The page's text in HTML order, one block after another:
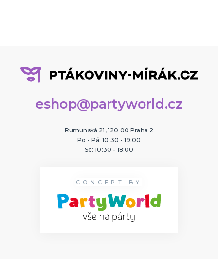
eshop@partyworld.cz
Rumunská 21, 120 00 Praha 2
Po - Pá: 10:30 - 19:00
So: 10:30 - 18:00
CONCEPT BY